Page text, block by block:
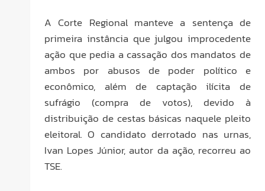
A Corte Regional manteve a sentença de
primeira instância que julgou improcedente
ação que pedia a cassação dos mandatos de
ambos por abusos de poder político e
econômico, além de captação ilícita de
sufrágio (compra de votos), devido à
distribuição de cestas básicas naquele pleito
eleitoral. O candidato derrotado nas urnas,
Ivan Lopes Júnior, autor da ação, recorreu ao
TSE.